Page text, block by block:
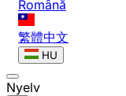
Română
繁體中文
HU
Nyelv